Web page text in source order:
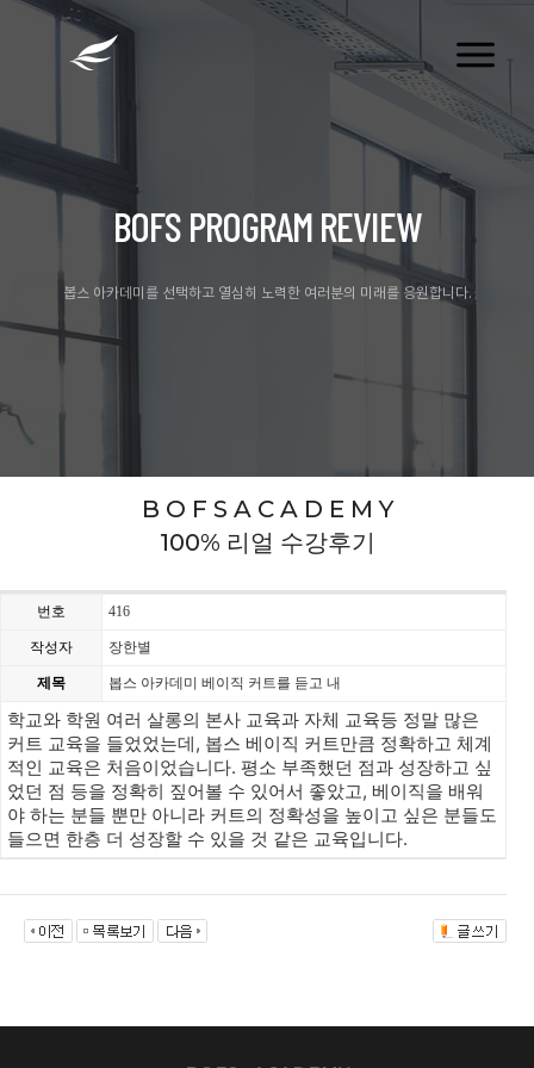
BOFS PROGRAM REVIEW
봅스 아카데미를 선택하고 열심히 노력한 여러분의 미래를 응원합니다.
B O F S A C A D E M Y
100% 리얼 수강후기
번호 416
작성자 장한별
제목 봅스 아카데미 베이직 커트를 듣고 내
학교와 학원 여러 살롱의 본사 교육과 자체 교육등 정말 많은
커트 교육을 들었었는데, 봅스 베이직 커트만큼 정확하고 체계
적인 교육은 처음이었습니다. 평소 부족했던 점과 성장하고 싶
었던 점 등을 정확히 짚어볼 수 있어서 좋았고, 베이직을 배워
야 하는 분들 뿐만 아니라 커트의 정확성을 높이고 싶은 분들도
들으면 한층 더 성장할 수 있을 것 같은 교육입니다.